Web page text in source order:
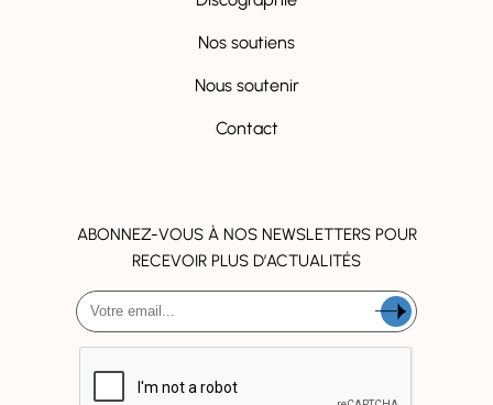
Nos soutiens
Nous soutenir
Contact
ABONNEZ-VOUS À NOS NEWSLETTERS POUR
RECEVOIR PLUS D’ACTUALITÉS